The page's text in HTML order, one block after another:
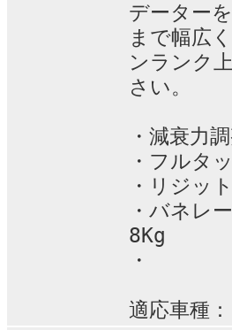
データー
まで幅広
ンランク
さい。
・減衰力
・フルタ
・リジッ
・バネレ
8Kg
・ 110
適応車種